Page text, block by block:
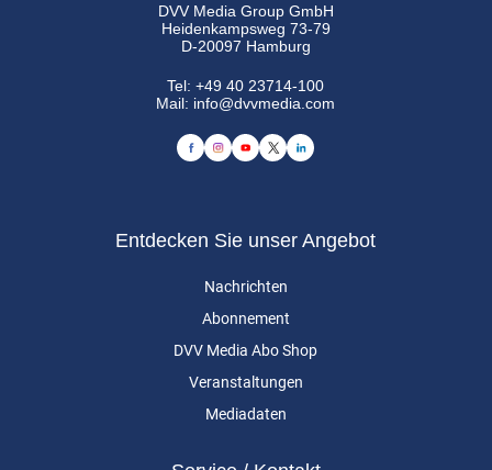
DVV Media Group GmbH
Heidenkampsweg 73-79
D-20097 Hamburg
Tel:+49 40 23714-100
Mail: info@dvvmedia.com
Entdecken Sie unser Angebot
Nachrichten
Abonnement
DVV Media Abo Shop
Veranstaltungen
Mediadaten